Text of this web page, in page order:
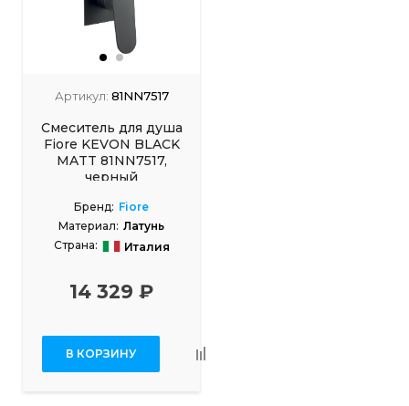
Артикул: 81NN7517
Смеситель для душа
Fiore KEVON BLACK
MATT 81NN7517,
черный
Бренд: Fiore
Материал: Латунь
Страна:
Италия
14 329 ₽
В КОРЗИНУ